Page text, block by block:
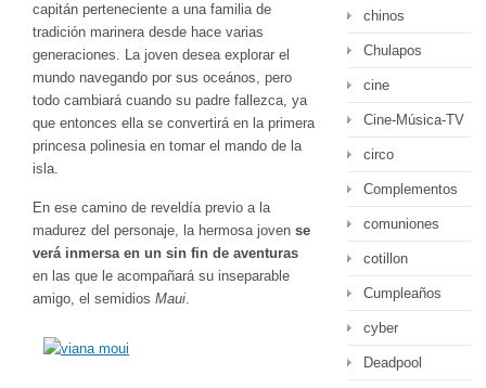
capitán perteneciente a una familia de
tradición marinera desde hace varias
generaciones. La joven desea explorar el
mundo navegando por sus oceános, pero
todo cambiará cuando su padre fallezca, ya
que entonces ella se convertirá en la primera
princesa polinesia en tomar el mando de la
isla.
En ese camino de reveldía previo a la
madurez del personaje, la hermosa joven se
verá inmersa en un sin fin de aventuras
en las que le acompañará su inseparable
amigo, el semidios Maui.
chinos
Chulapos
cine
Cine-Música-TV
circo
Complementos
comuniones
cotillon
Cumpleaños
cyber
Deadpool